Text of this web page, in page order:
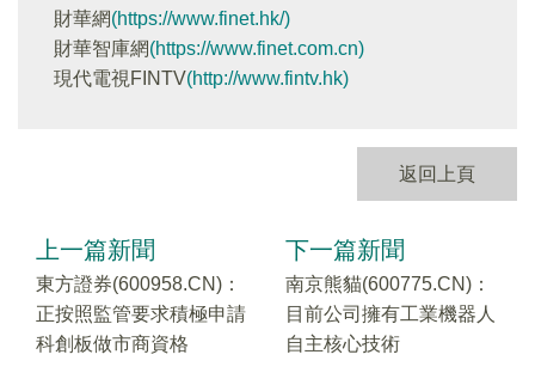
財華網(https://www.finet.hk/)
財華智庫網(https://www.finet.com.cn)
現代電視FINTV(http://www.fintv.hk)
返回上頁
上一篇新聞
東方證券(600958.CN)：
正按照監管要求積極申請
科創板做市商資格
下一篇新聞
南京熊貓(600775.CN)：
目前公司擁有工業機器人
自主核心技術